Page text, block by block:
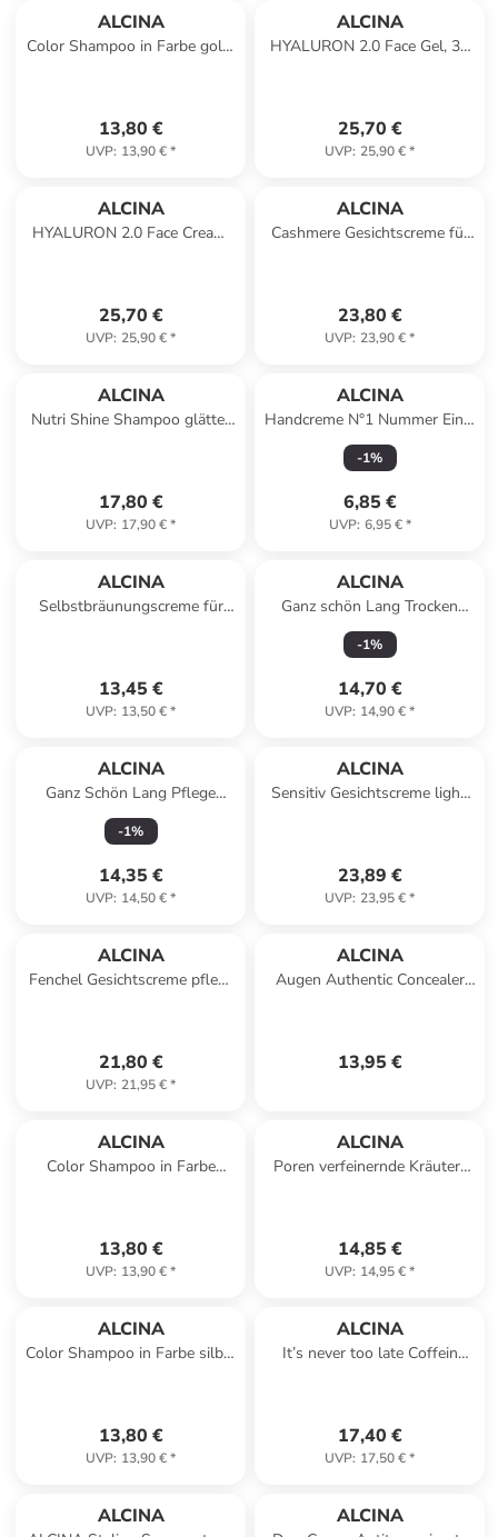
ALCINA
Color Shampoo in Farbe gold,
13,80 €
UVP: 13,90 €*
ALCINA
HYALURON 2.0 Face Gel, 30
25,70 €
UVP: 25,90 €*
ALCINA
HYALURON 2.0 Face Cream,
25,70 €
UVP: 25,90 €*
ALCINA
Cashmere Gesichtscreme für
23,80 €
UVP: 23,90 €*
ALCINA
Nutri Shine Shampoo glättet
17,80 €
UVP: 17,90 €*
ALCINA
Handcreme N°1 Nummer Eins,
50 ml
-1%
6,85 €
UVP: 6,95 €*
ALCINA
Selbstbräunungscreme für
13,45 €
UVP: 13,50 €*
ALCINA
Ganz schön Lang Trocken
Shampoo für jeden Haartyp,
200 ml
-1%
14,70 €
UVP: 14,90 €*
ALCINA
Ganz Schön Lang Pflege
Shampoo für langes Haar,
250 ml
-1%
14,35 €
UVP: 14,50 €*
ALCINA
Sensitiv Gesichtscreme light,
23,89 €
UVP: 23,95 €*
ALCINA
Fenchel Gesichtscreme pflegt
21,80 €
UVP: 21,95 €*
ALCINA
Augen Authentic Concealer
13,95 €
ALCINA
Color Shampoo in Farbe
13,80 €
UVP: 13,90 €*
ALCINA
Poren verfeinernde Kräuter-
14,85 €
UVP: 14,95 €*
ALCINA
Color Shampoo in Farbe silber
13,80 €
UVP: 13,90 €*
ALCINA
It’s never too late Coffein
17,40 €
UVP: 17,50 €*
ALCINA ALCINA